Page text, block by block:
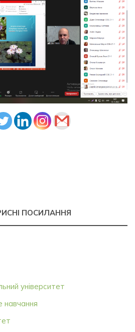
ПОСИЛАННЯ
університет